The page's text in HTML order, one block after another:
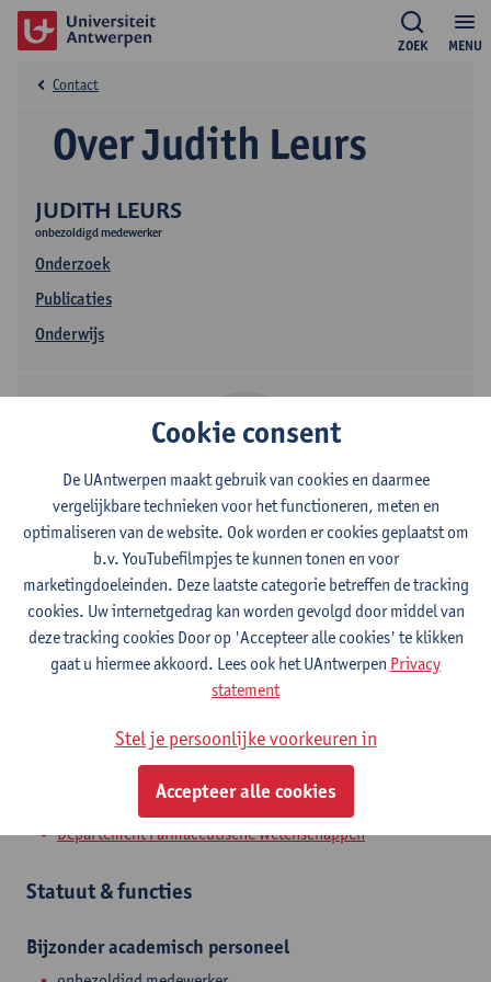
MENU
ZOEK
JUDITH LEURS
onbezoldigd medewerker
Onderzoek
Publicaties
Onderwijs
Over Judith Leurs
Contact
Contact
Campus Drie Eiken
Toon e-mailadres
Universiteitsplein 1
Departement Farmaceutische Wetenschappen
Statuut & functies
Bijzonder academisch personeel
Cookie consent
De UAntwerpen maakt gebruik van cookies en daarmee
vergelijkbare technieken voor het functioneren, meten en
optimaliseren van de website. Ook worden er cookies geplaatst om
b.v. YouTubefilmpjes te kunnen tonen en voor
marketingdoeleinden. Deze laatste categorie betreffen de tracking
cookies. Uw internetgedrag kan worden gevolgd door middel van
deze tracking cookies Door op 'Accepteer alle cookies' te klikken
gaat u hiermee akkoord. Lees ook het UAntwerpen Privacy
statement
Stel je persoonlijke voorkeuren in
Accepteer alle cookies